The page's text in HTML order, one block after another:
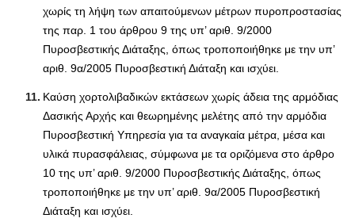
χωρίς τη λήψη των απαιτούμενων μέτρων πυροπροστασίας
της παρ. 1 του άρθρου 9 της υπ’ αριθ. 9/2000
Πυροσβεστικής Διάταξης, όπως τροποποιήθηκε με την υπ’
αριθ. 9α/2005 Πυροσβεστική Διάταξη και ισχύει.
Καύση χορτολιβαδικών εκτάσεων χωρίς άδεια της αρμόδιας
Δασικής Αρχής και θεωρημένης μελέτης από την αρμόδια
Πυροσβεστική Υπηρεσία για τα αναγκαία μέτρα, μέσα και
υλικά πυρασφάλειας, σύμφωνα με τα οριζόμενα στο άρθρο
10 της υπ’ αριθ. 9/2000 Πυροσβεστικής Διάταξης, όπως
τροποποιήθηκε με την υπ’ αριθ. 9α/2005 Πυροσβεστική
Διάταξη και ισχύει.